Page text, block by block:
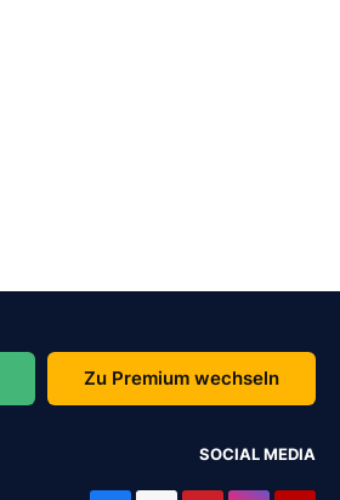
Zu Premium wechseln
SOCIAL MEDIA